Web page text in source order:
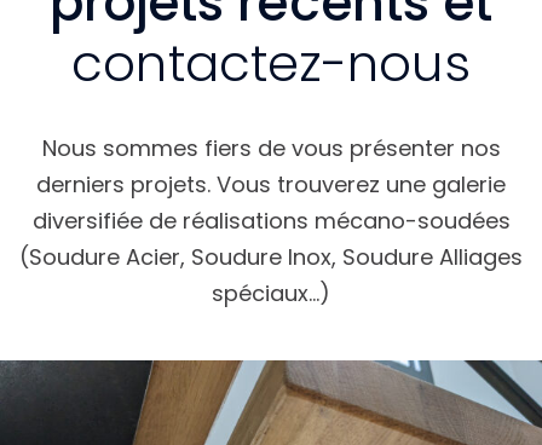
contactez-nous
Nous sommes fiers de vous présenter nos
derniers projets. Vous trouverez une galerie
diversifiée de réalisations mécano-soudées
(Soudure Acier, Soudure Inox, Soudure Alliages
spéciaux…)